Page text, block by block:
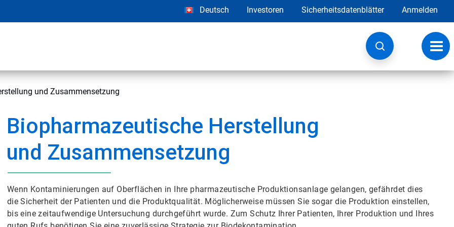
Deutsch Investoren Sicherheitsdatenblätter Anmelden
und Zusammensetzung
Biopharmazeutische Herstellung
und Zusammensetzung
Wenn Kontaminierungen auf Oberflächen in Ihre pharmazeutische Produktionsanlage gelangen, gefährdet dies
die Sicherheit der Patienten und die Produktqualität. Möglicherweise müssen Sie sogar die Produktion einstellen,
bis eine zeitaufwendige Untersuchung durchgeführt wurde. Zum Schutz Ihrer Patienten, Ihrer Produktion und Ihres